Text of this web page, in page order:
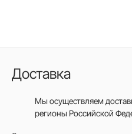
Доставка
Мы осуществляем
регионы Российской